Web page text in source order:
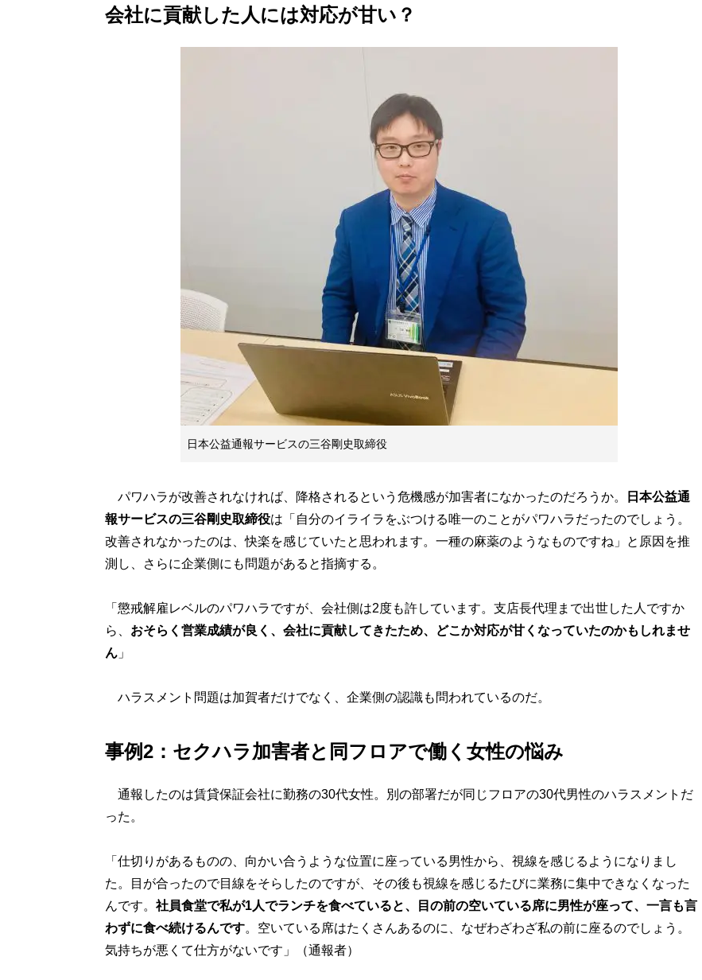
会社に貢献した人には対応が甘い？
日本公益通報サービスの三谷剛史取締役
パワハラが改善されなければ、降格されるという危機感が加害者になかったのだろうか。
日本公益通
報サービスの三谷剛史取締役は「自分のイライラをぶつける唯一のことがパワハラだったのでしょう。
改善されなかったのは、快楽を感じていたと思われます。一種の麻薬のようなものですね」と原因を推
測し、さらに企業側にも問題があると指摘する。
「懲戒解雇レベルのパワハラですが、会社側は2度も許しています。支店長代理まで出世した人ですか
ら、 おそらく営業成績が良く、会社に貢献してきたため、どこか対応が甘くなっていたのかもしれませ
ん」
ハラスメント問題は加賀者だけでなく、企業側の認識も問われているのだ。
事例2：セクハラ加害者と同フロアで働く女性の悩み
通報したのは賃貸保証会社に勤務の30代女性。別の部署だが同じフロアの30代男性のハラスメントだ
った。
「仕切りがあるものの、向かい合うような位置に座っている男性から、視線を感じるようになりまし
た。目が合ったので目線をそらしたのですが、その後も視線を感じるたびに業務に集中できなくなった
んです。 社員食堂で私が1人でランチを食べていると、目の前の空いている席に男性が座って、一言も言
わずに食べ続けるんです。空いている席はたくさんあるのに、なぜわざわざ私の前に座るのでしょう。
気持ちが悪くて仕方がないです」（通報者）